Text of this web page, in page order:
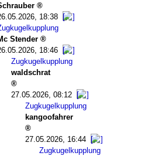
18:38
Stender
18:46
Zugkugelkupplung
waldschrat
27.05.2026, 08:12
Zugkugelkupplung
kangoofahrer
27.05.2026, 16:44
Zugkugelkupplung